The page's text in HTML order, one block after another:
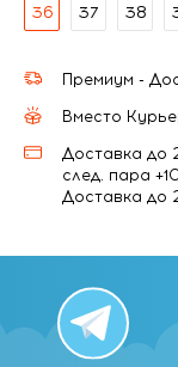
36 37 38
Премиум -
Вместо
Доставка до
след. пара
Доставка до